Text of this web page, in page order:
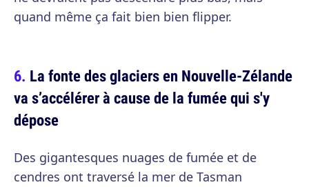
quand même ça fait bien bien flipper.
La fonte des glaciers en Nouvelle-Zélande
va s’accélérer à cause de la fumée qui s'y
dépose
Des gigantesques nuages de fumée et de
cendres ont traversé la mer de Tasman